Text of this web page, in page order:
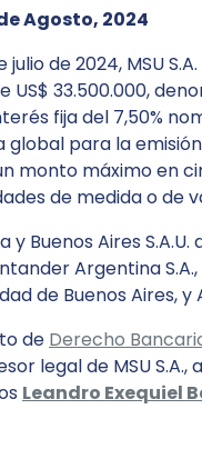
Agosto, 2024
julio de 2024, MSU
US$ 33.500.000,
fija del 7,50%
global para la
monto máximo en
de medida o de
y Buenos Aires
Argentina
de Buenos Aires,
de Derecho
legal de MSU
Leandro Exequiel